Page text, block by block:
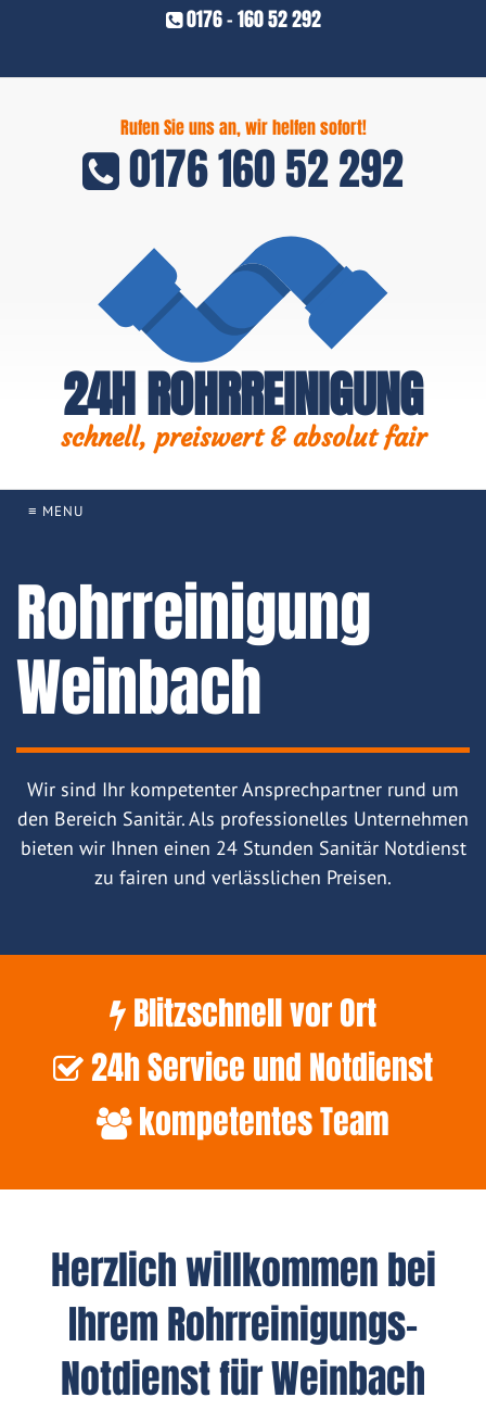
0176 - 160 52 292
Rufen Sie uns an, wir helfen sofort!
0176 160 52 292
24H ROHRREINIGUNG
schnell, preiswert & absolut fair
≡ MENU
Rohrreinigung
Weinbach
Wir sind Ihr kompetenter Ansprechpartner rund um
den Bereich Sanitär. Als professionelles Unternehmen
bieten wir Ihnen einen 24 Stunden Sanitär Notdienst
zu fairen und verlässlichen Preisen.
Blitzschnell vor Ort
24h Service und Notdienst
kompetentes Team
Herzlich willkommen bei
Ihrem Rohrreinigungs-
Notdienst für Weinbach